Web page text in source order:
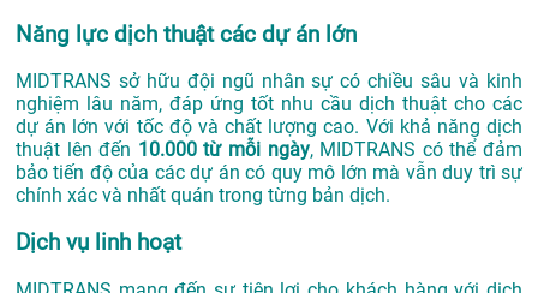
Năng lực dịch thuật các dự án lớn
MIDTRANS sở hữu đội ngũ nhân sự có chiều sâu và kinh
nghiệm lâu năm, đáp ứng tốt nhu cầu dịch thuật cho các
dự án lớn với tốc độ và chất lượng cao. Với khả năng dịch
thuật lên đến 10.000 từ mỗi ngày, MIDTRANS có thể đảm
bảo tiến độ của các dự án có quy mô lớn mà vẫn duy trì sự
chính xác và nhất quán trong từng bản dịch.
Dịch vụ linh hoạt